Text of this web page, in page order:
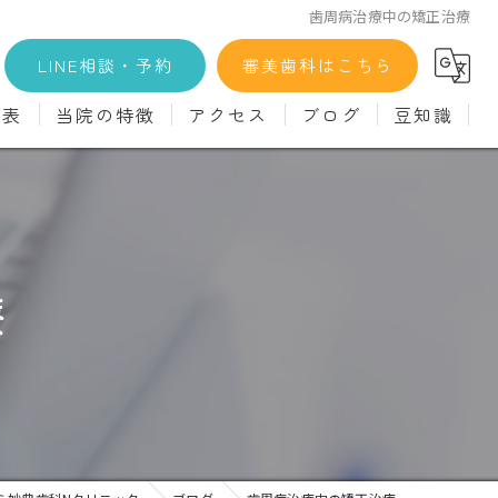
歯周病治療中の矯正治療
LINE相談・予約 審美歯科はこちら
当院の特徴 アクセス ブログ 豆知識